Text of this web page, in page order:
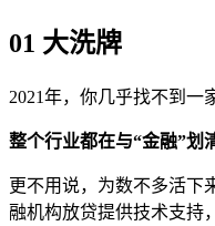
01 大洗牌
2021年，你几乎找不到一
整个行业都在与“金融”划
更不用说，为数不多活下
融机构放贷提供技术支持